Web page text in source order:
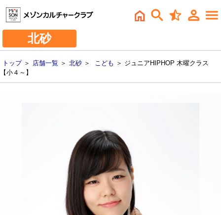
北砂
トップ＞ 店舗一覧 ＞ 北砂 ＞ こども ＞ ジュニアHIPHOP 木曜クラス
【小４～】